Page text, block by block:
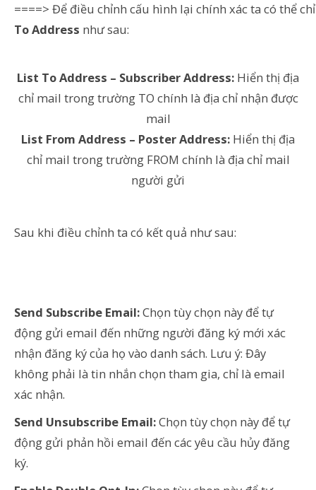
====> Để điều chỉnh cấu hình lại chính xác ta có thể
To Address như sau:
List To Address – Subscriber Address: Hiển thị địa
chỉ mail trong trường TO chính là địa chỉ nhận được
mail
List From Address – Poster Address: Hiển thị địa
chỉ mail trong trường FROM chính là địa chỉ mail
người gửi
Sau khi điều chỉnh ta có kết quả như sau:
Send Subscribe Email:Chọn tùy chọn này để tự
động gửi email đến những người đăng ký mới xác
nhận đăng ký của họ vào danh sách. Lưu ý: Đây
không phải là tin nhắn chọn tham gia, chỉ là email
xác nhận.
Send Unsubscribe Email:Chọn tùy chọn này để tự
động gửi phản hồi email đến các yêu cầu hủy đăng
ký.